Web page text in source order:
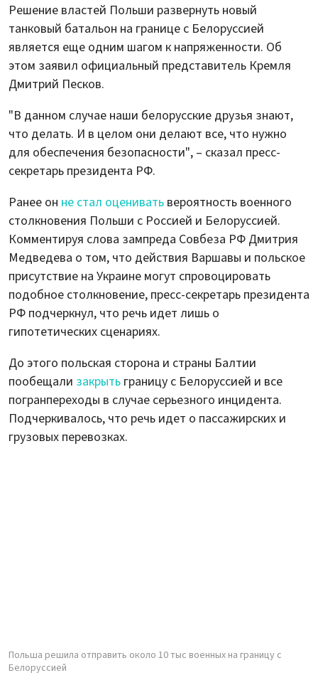
Решение властей Польши развернуть новый
танковый батальон на границе с Белоруссией
является еще одним шагом к напряженности. Об
этом заявил официальный представитель Кремля
Дмитрий Песков.
"В данном случае наши белорусские друзья знают,
что делать. И в целом они делают все, что нужно
для обеспечения безопасности", – сказал пресс-
секретарь президента РФ.
Ранее он не стал оценивать вероятность военного
столкновения Польши с Россией и Белоруссией.
Комментируя слова зампреда Совбеза РФ Дмитрия
Медведева о том, что действия Варшавы и польское
присутствие на Украине могут спровоцировать
подобное столкновение, пресс-секретарь президента
РФ подчеркнул, что речь идет лишь о
гипотетических сценариях.
До этого польская сторона и страны Балтии
пообещали закрыть границу с Белоруссией и все
погранпереходы в случае серьезного инцидента.
Подчеркивалось, что речь идет о пассажирских и
грузовых перевозках.
Польша решила отправить около 10 тыс военных на границу с
Белоруссией